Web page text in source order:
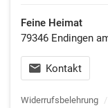
Feine Heimat
79346 Endingen
Kontakt
Widerrufsbelehrung /